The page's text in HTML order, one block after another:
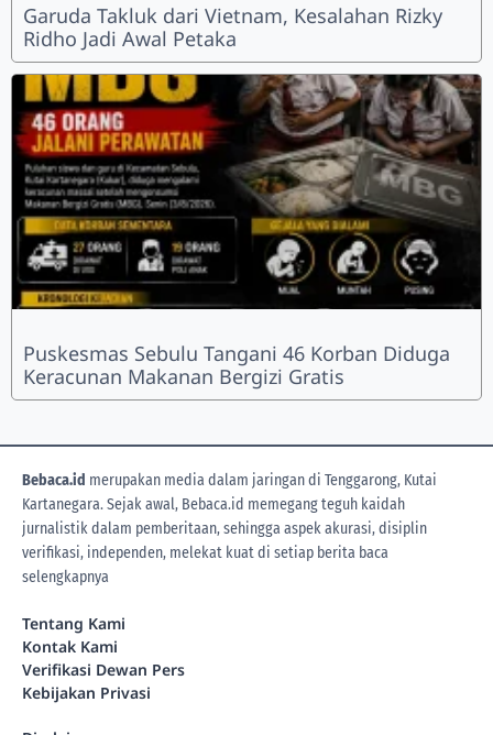
Garuda Takluk dari Vietnam, Kesalahan Rizky
Ridho Jadi Awal Petaka
Puskesmas Sebulu Tangani 46 Korban Diduga
Keracunan Makanan Bergizi Gratis
Bebaca.id merupakan media dalam jaringan di Tenggarong, Kutai
Kartanegara. Sejak awal, Bebaca.id memegang teguh kaidah
jurnalistik dalam pemberitaan, sehingga aspek akurasi, disiplin
verifikasi, independen, melekat kuat di setiap berita baca
selengkapnya
Tentang Kami
Kontak Kami
Verifikasi Dewan Pers
Kebijakan Privasi